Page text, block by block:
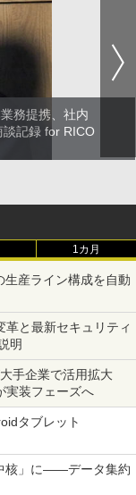
務提携、社内
記録 for RICO
1カ月
生産ライン構成を自動
革と最新セキュリティ
明
手企業で活用拡大
実装フェーズへ
タブレット
核」に――データ集約